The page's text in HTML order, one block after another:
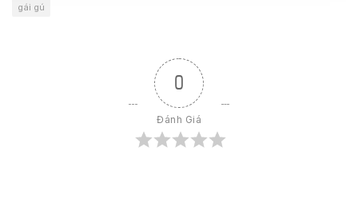
gái gú
0
Đánh Giá